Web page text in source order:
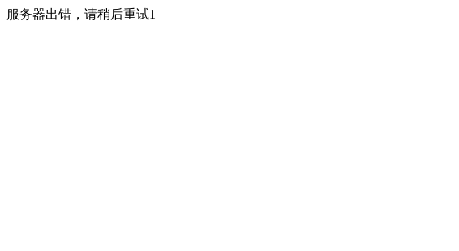
服务器出错，请稍后重试1